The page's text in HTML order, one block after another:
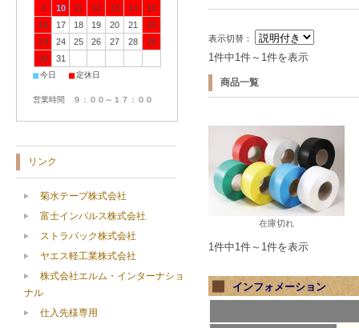
表示切替：
1件中1件～1件を表示
商品一覧
在庫切れ
1件中1件～1件を表示
インフォメーション
9
10 11 12 13 14
15
16
17 18 19 20 21
22
23
24 25 26 27 28
29
30
31
■今日 ■定休日
営業時間 ９：００～１７：００
リンク
菊水テープ株式会社
富士インパルス株式会社
ストラパック株式会社
ヤエス軽工業株式会社
株式会社エルム・インターナショ
ナル
仕入先様専用